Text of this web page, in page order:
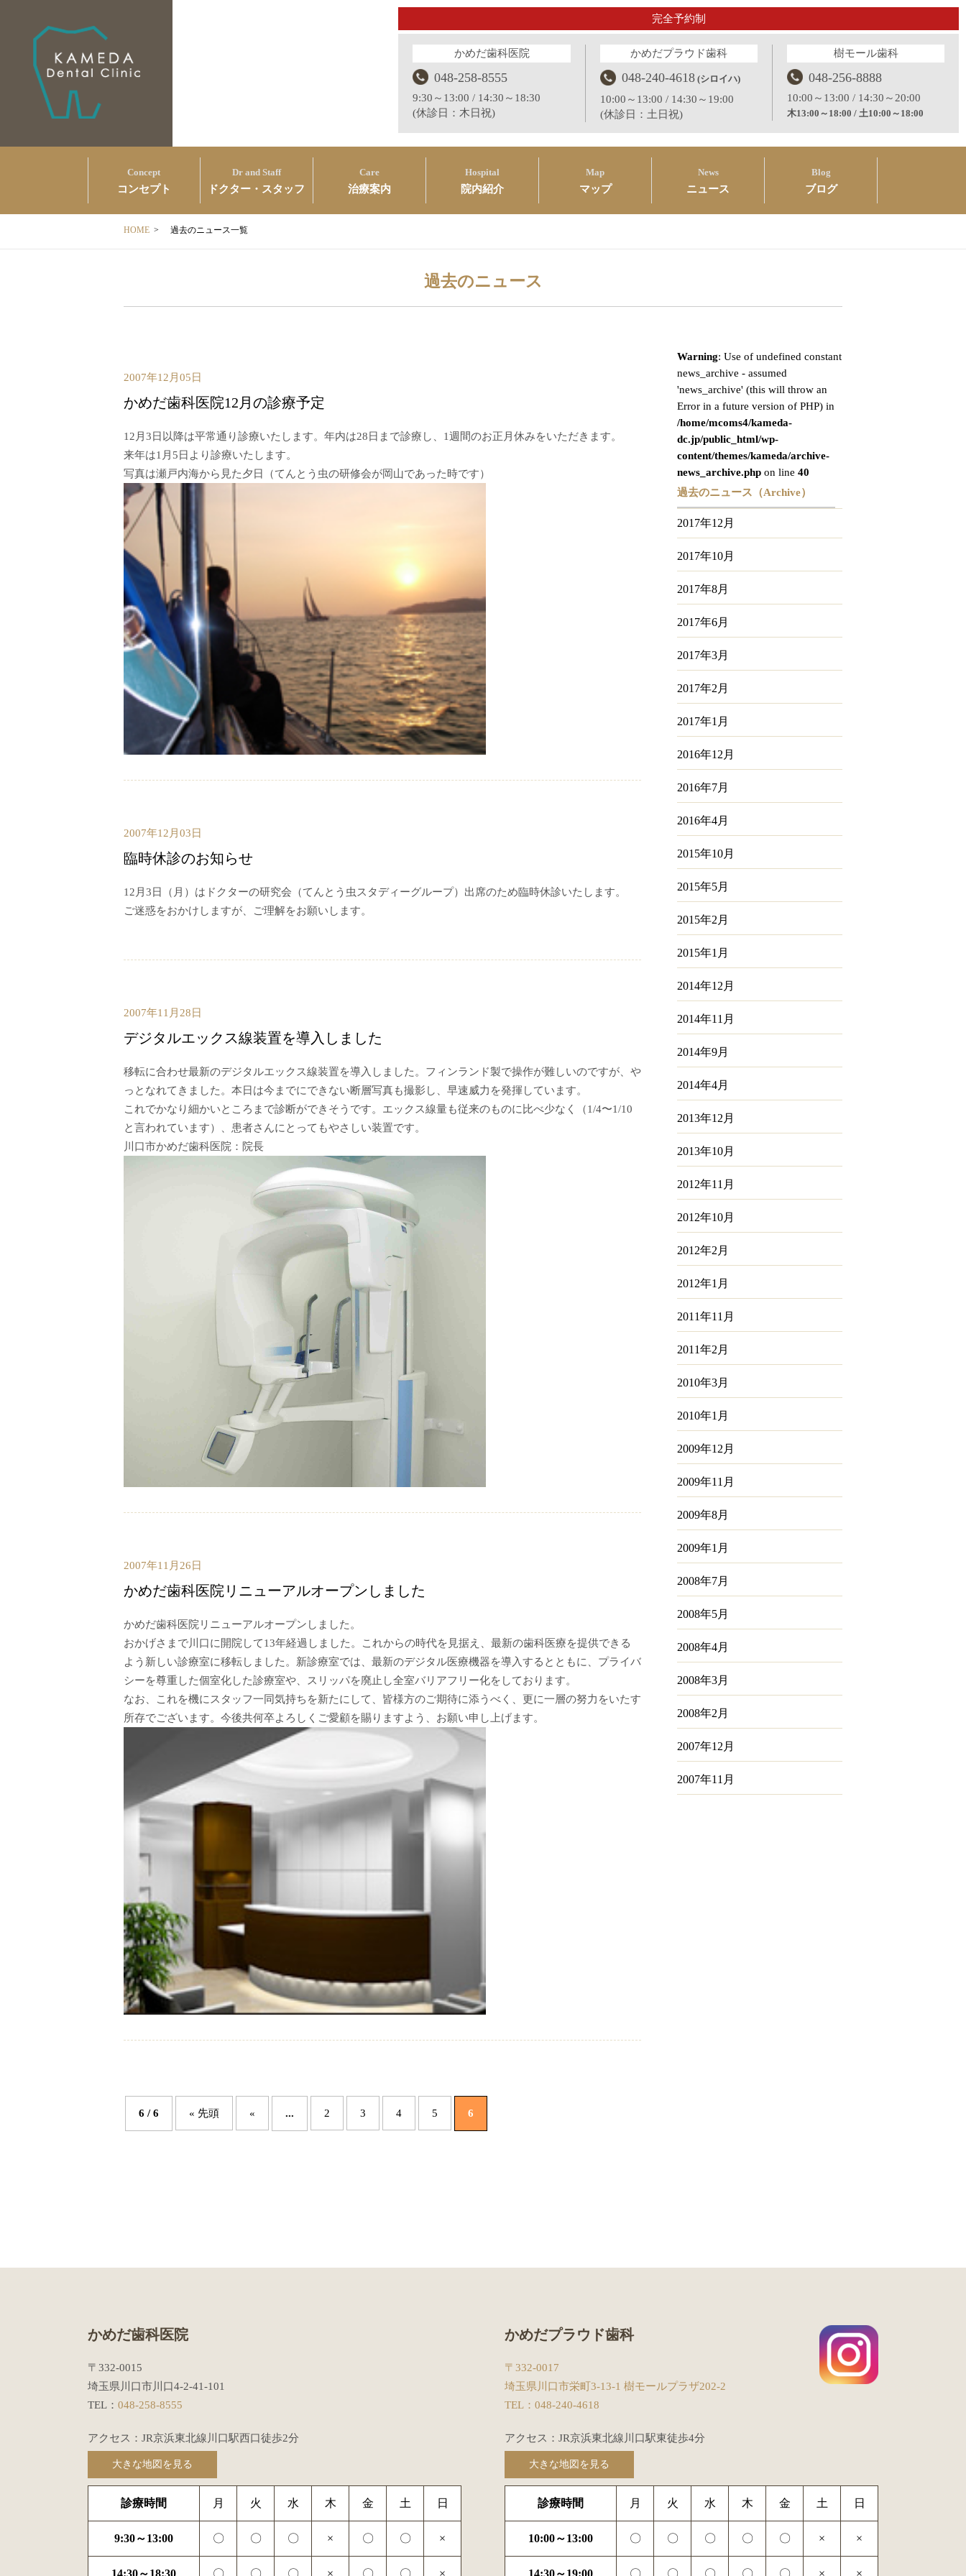
完全予約制
かめだ歯科医院
048-258-8555
9:30～13:00 / 14:30～18:30
(休診日：木日祝)
かめだプラウド歯科
048-240-4618 (シロイハ)
10:00～13:00 / 14:30～19:00
(休診日：土日祝)
樹モール歯科
048-256-8888
10:00～13:00 / 14:30～20:00
木13:00～18:00 / 土10:00～18:00
Concept
コンセプト
Dr and Staff
ドクター・スタッフ
Care
治療案内
Hospital
院内紹介
Map
マップ
News
ニュース
Blog
ブログ
HOME > 過去のニュース一覧
過去のニュース
2007年12月05日
かめだ歯科医院12月の診療予定
12月3日以降は平常通り診療いたします。年内は28日まで診療し、1週間のお正月休みをいただきます。
来年は1月5日より診療いたします。
写真は瀬戸内海から見た夕日（てんとう虫の研修会が岡山であった時です）
2007年12月03日
臨時休診のお知らせ
12月3日（月）はドクターの研究会（てんとう虫スタディーグループ）出席のため臨時休診いたします。
ご迷惑をおかけしますが、ご理解をお願いします。
2007年11月28日
デジタルエックス線装置を導入しました
移転に合わせ最新のデジタルエックス線装置を導入しました。フィンランド製で操作が難しいのですが、や
っとなれてきました。本日は今までにできない断層写真も撮影し、早速威力を発揮しています。
これでかなり細かいところまで診断ができそうです。エックス線量も従来のものに比べ少なく（1/4〜1/10
と言われています）、患者さんにとってもやさしい装置です。
川口市かめだ歯科医院：院長
2007年11月26日
かめだ歯科医院リニューアルオープンしました
かめだ歯科医院リニューアルオープンしました。
おかげさまで川口に開院して13年経過しました。これからの時代を見据え、最新の歯科医療を提供できる
よう新しい診療室に移転しました。新診療室では、最新のデジタル医療機器を導入するとともに、プライバ
シーを尊重した個室化した診療室や、スリッパを廃止し全室バリアフリー化をしております。
なお、これを機にスタッフ一同気持ちを新たにして、皆様方のご期待に添うべく、更に一層の努力をいたす
所存でございます。今後共何卒よろしくご愛顧を賜りますよう、お願い申し上げます。
6 / 6 « 先頭 « ... 2 3 4 5 6
Warning: Use of undefined constant
news_archive - assumed
'news_archive' (this will throw an
Error in a future version of PHP) in
/home/mcoms4/kameda-
dc.jp/public_html/wp-
content/themes/kameda/archive-
news_archive.php on line 40
過去のニュース（Archive）
2017年12月
2017年10月
2017年8月
2017年6月
2017年3月
2017年2月
2017年1月
2016年12月
2016年7月
2016年4月
2015年10月
2015年5月
2015年2月
2015年1月
2014年12月
2014年11月
2014年9月
2014年4月
2013年12月
2013年10月
2012年11月
2012年10月
2012年2月
2012年1月
2011年11月
2011年2月
2010年3月
2010年1月
2009年12月
2009年11月
2009年8月
2009年1月
2008年7月
2008年5月
2008年4月
2008年3月
2008年2月
2007年12月
2007年11月
かめだ歯科医院
〒332-0015
埼玉県川口市川口4-2-41-101
TEL： 048-258-8555
アクセス：JR京浜東北線川口駅西口徒歩2分
大きな地図を見る
診療時間 月 火 水 木 金 土 日
9:30～13:00 〇 〇 〇 × 〇 〇 ×
かめだプラウド歯科
〒332-0017
埼玉県川口市栄町3-13-1 樹モールプラザ202-2
TEL： 048-240-4618
アクセス：JR京浜東北線川口駅東徒歩4分
大きな地図を見る
診療時間 月 火 水 木 金 土 日
10:00～13:00 〇 〇 〇 〇 〇 × ×